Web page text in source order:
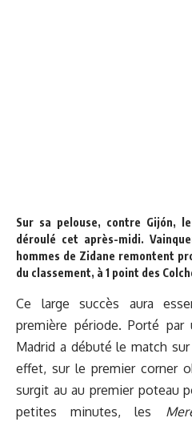
Sur sa pelouse, contre Gijón,
déroulé cet après-midi.
hommes de Zidane remontent
du classement, à 1 point des
Ce large succès aura
première période. Porté par
Madrid a débuté le match
effet, sur le premier corner
surgit au au premier poteau
petites minutes, les